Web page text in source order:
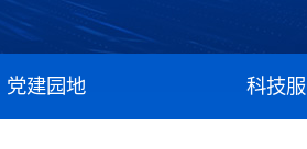
党建园地 科技